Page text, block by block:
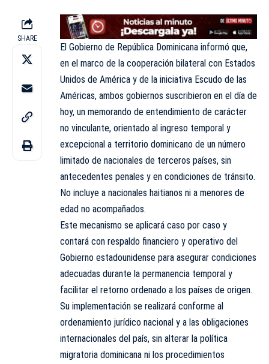
SHARE
El Gobierno de República Dominicana informó que,
en el marco de la cooperación bilateral con Estados
Unidos de América y de la iniciativa Escudo de las
Américas, ambos gobiernos suscribieron en el día de
hoy, un memorando de entendimiento de carácter
no vinculante, orientado al ingreso temporal y
excepcional a territorio dominicano de un número
limitado de nacionales de terceros países, sin
antecedentes penales y en condiciones de tránsito.
No incluye a nacionales haitianos ni a menores de
edad no acompañados.
Este mecanismo se aplicará caso por caso y
contará con respaldo financiero y operativo del
Gobierno estadounidense para asegurar condiciones
adecuadas durante la permanencia temporal y
facilitar el retorno ordenado a los países de origen.
Su implementación se realizará conforme al
ordenamiento jurídico nacional y a las obligaciones
internacionales del país, sin alterar la política
migratoria dominicana ni los procedimientos